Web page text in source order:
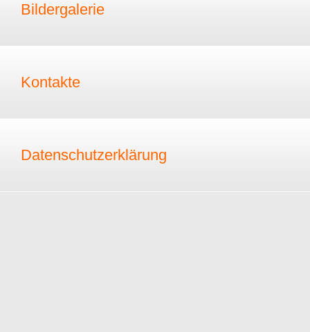
Bildergalerie
Kontakte
Datenschutzerklärung